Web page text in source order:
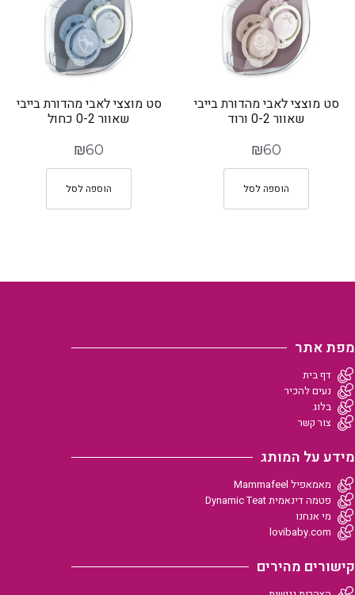
סט מוצצי לאבי מהדורת בייבי
שאוור 0-2 ורוד
₪60
הוספה לסל
סט מוצצי לאבי מהדורת בייבי
שאוור 0-2 כחול
₪60
הוספה לסל
מפת אתר
דף בית
נעים להכיר
בלוג
צור קשר
מידע על המותג
מאמאפיל Mammafeel
פטמה דינאמית Dynamic Teat
מי אנחנו
lovibaby.com
קישורים מהירים